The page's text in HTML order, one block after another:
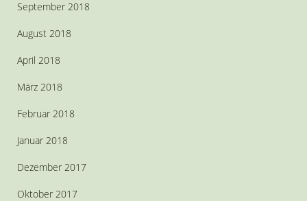
September 2018
August 2018
April 2018
März 2018
Februar 2018
Januar 2018
Dezember 2017
Oktober 2017